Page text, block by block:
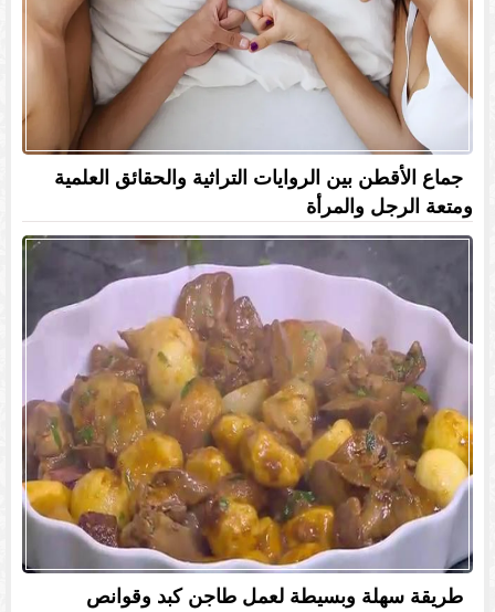
جماع الأقطن بين الروايات التراثية والحقائق العلمية
ومتعة الرجل والمرأة
طريقة سهلة وبسيطة لعمل طاجن كبد وقوانص